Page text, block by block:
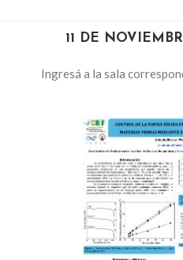
11 DE
Ingresá a la sala